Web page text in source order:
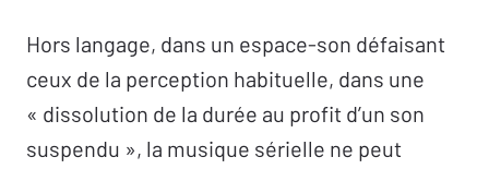
Hors langage, dans un espace-son défaisant
ceux de la perception habituelle, dans une
« dissolution de la durée au profit d’un son
suspendu », la musique sérielle ne peut